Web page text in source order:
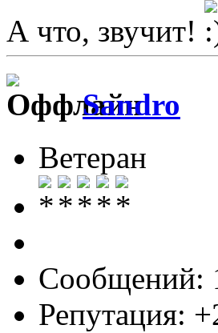
А что, звучит!
Sandro
Ветеран
Сообщений:
Репутация: